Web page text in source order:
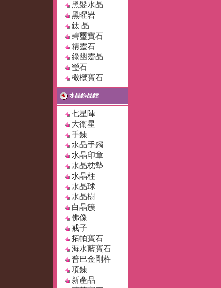
黑髮水晶
黑曜岩
鈦 晶
碧璽寶石
精靈石
綠幽靈晶
瑩石
橄欖寶石
水晶飾品館
七星陣
大衛星
手鍊
水晶手鐲
水晶印章
水晶枕墊
水晶柱
水晶球
水晶樹
白晶簇
佛像
戒子
拓帕寶石
海水藍寶石
普巴金剛杵
項鍊
新產品